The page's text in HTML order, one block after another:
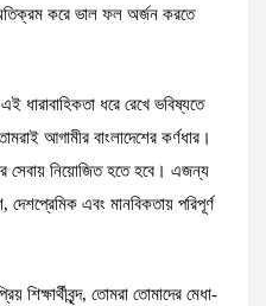
করে ভাল ফল অর্জন করতে
ধারাবাহিকতা ধরে রেখে ভবিষ্যতে
আগামীর বাংলাদেশের কর্ণধার।
সেবায় নিয়োজিত হতে হবে। এজন্য
দেশপ্রেমিক এবং মানবিকতায় পরিপূর্ণ
তোমরা তোমাদের মেধা-